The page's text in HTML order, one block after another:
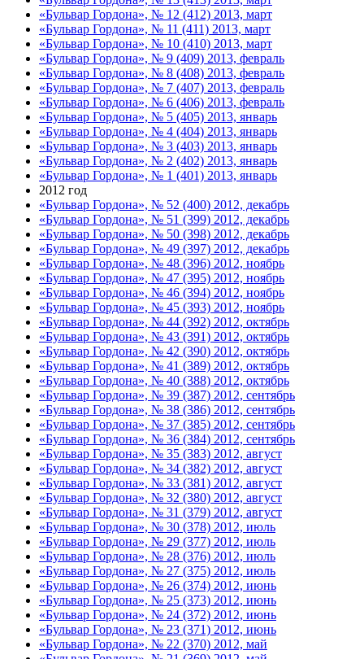
«Бульвар Гордона», № 12 (412) 2013, март
«Бульвар Гордона», № 11 (411) 2013, март
«Бульвар Гордона», № 10 (410) 2013, март
«Бульвар Гордона», № 9 (409) 2013, февраль
«Бульвар Гордона», № 8 (408) 2013, февраль
«Бульвар Гордона», № 7 (407) 2013, февраль
«Бульвар Гордона», № 6 (406) 2013, февраль
«Бульвар Гордона», № 5 (405) 2013, январь
«Бульвар Гордона», № 4 (404) 2013, январь
«Бульвар Гордона», № 3 (403) 2013, январь
«Бульвар Гордона», № 2 (402) 2013, январь
«Бульвар Гордона», № 1 (401) 2013, январь
2012 год
«Бульвар Гордона», № 52 (400) 2012, декабрь
«Бульвар Гордона», № 51 (399) 2012, декабрь
«Бульвар Гордона», № 50 (398) 2012, декабрь
«Бульвар Гордона», № 49 (397) 2012, декабрь
«Бульвар Гордона», № 48 (396) 2012, ноябрь
«Бульвар Гордона», № 47 (395) 2012, ноябрь
«Бульвар Гордона», № 46 (394) 2012, ноябрь
«Бульвар Гордона», № 45 (393) 2012, ноябрь
«Бульвар Гордона», № 44 (392) 2012, октябрь
«Бульвар Гордона», № 43 (391) 2012, октябрь
«Бульвар Гордона», № 42 (390) 2012, октябрь
«Бульвар Гордона», № 41 (389) 2012, октябрь
«Бульвар Гордона», № 40 (388) 2012, октябрь
«Бульвар Гордона», № 39 (387) 2012, сентябрь
«Бульвар Гордона», № 38 (386) 2012, сентябрь
«Бульвар Гордона», № 37 (385) 2012, сентябрь
«Бульвар Гордона», № 36 (384) 2012, сентябрь
«Бульвар Гордона», № 35 (383) 2012, август
«Бульвар Гордона», № 34 (382) 2012, август
«Бульвар Гордона», № 33 (381) 2012, август
«Бульвар Гордона», № 32 (380) 2012, август
«Бульвар Гордона», № 31 (379) 2012, август
«Бульвар Гордона», № 30 (378) 2012, июль
«Бульвар Гордона», № 29 (377) 2012, июль
«Бульвар Гордона», № 28 (376) 2012, июль
«Бульвар Гордона», № 27 (375) 2012, июль
«Бульвар Гордона», № 26 (374) 2012, июнь
«Бульвар Гордона», № 25 (373) 2012, июнь
«Бульвар Гордона», № 24 (372) 2012, июнь
«Бульвар Гордона», № 23 (371) 2012, июнь
«Бульвар Гордона», № 22 (370) 2012, май